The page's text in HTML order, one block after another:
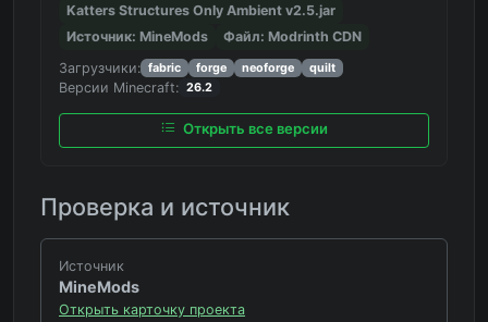
Katters Structures Only Ambient v2.5.jar
Источник: MineMods
Файл: Modrinth CDN
Загрузчики: fabric forge neoforge quilt
Версии Minecraft: 26.2
Открыть все версии
Проверка и источник
Источник
MineMods
Открыть карточку проекта